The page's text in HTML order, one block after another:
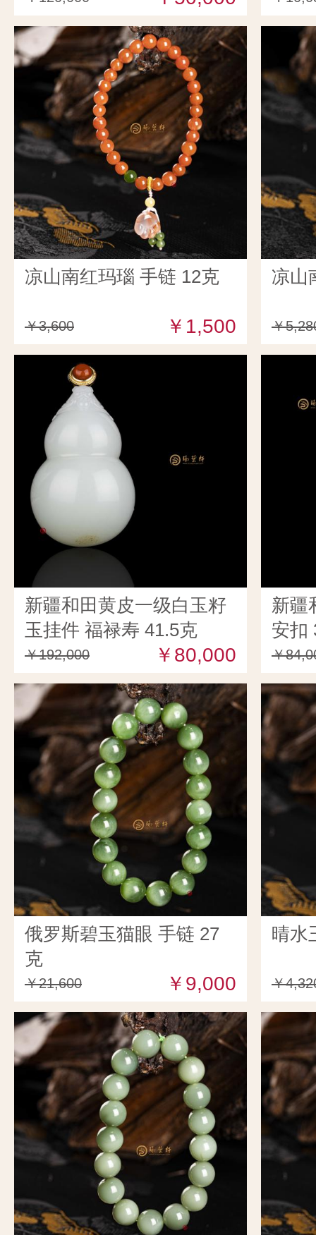
凉山南红玛瑙 手链 12克
￥3,600 ￥1,500
凉山
￥
新疆和田黄皮一级白玉籽
玉挂件 福禄寿 41.5克
￥192,000 ￥80,000
新疆
安扣
￥
俄罗斯碧玉猫眼 手链 27
克
￥21,600 ￥9,000
晴水
￥